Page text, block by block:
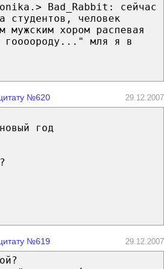
Bad_Rabbit: сейчас
студентов, человек
мужским хором распевая
гоооороду..." мля я в
№620 29.12.2007
год
№619 29.12.2007